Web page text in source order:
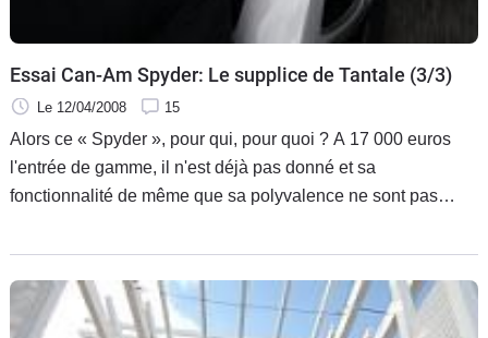
Essai Can-Am Spyder: Le supplice de Tantale (3/3)
Le 12/04/2008 15
Alors ce « Spyder », pour qui, pour quoi ? A 17 000 euros
l'entrée de gamme, il n'est déjà pas donné et sa
fonctionnalité de même que sa polyvalence ne sont pas
d'évoluer à part dans le flot de circulation. C'est sans doute
là que se situe l'âme du « Spyder ».